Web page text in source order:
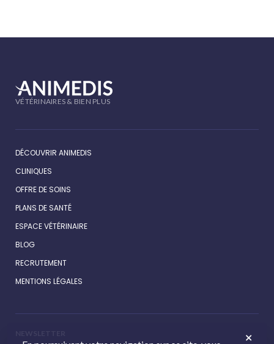
VÉTÉRINAIRES & BIEN PLUS
DÉCOUVRIR ANIMEDIS
CLINIQUES
OFFRE DE SOINS
PLANS DE SANTÉ
ESPACE VÉTÉRINAIRE
BLOG
RECRUTEMENT
MENTIONS LÉGALES